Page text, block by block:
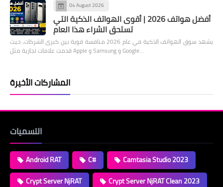
04 August 2026
أفضل هواتف 2026 | أقوى الهواتف الذكية التي
تستحق الشراء هذا العام
يشهد سوق الهواتف الذكية في عام 2026 منافسة قوية بين كبرى الشركات، حيث
قدمت علامات تجارية مثل Apple و Samsung و Google…
المشاركات الأخيرة
التسميات
Android RAT C#
Camtasia Studio 2023
Crypt Server NjRAT
Crypt Server NjRAT Clean 2023